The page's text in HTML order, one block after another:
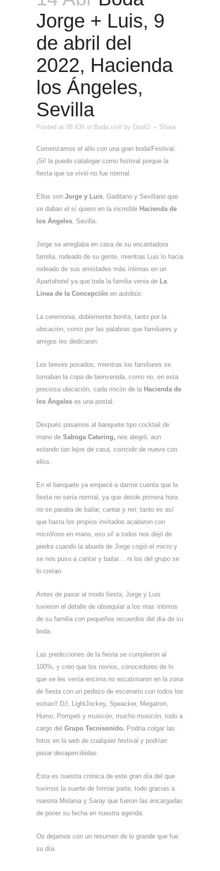
Jorge + Luis, 9
de abril del
2022, Hacienda
los Ángeles,
Sevilla
Posted at 08:43h in Boda civil by DaniG Share
Comenzamos el año con una gran boda/Festival.
¡Si! la puedo catalogar como festival porque la
fiesta que se vivió no fue normal.
Ellos son Jorge y Luis, Gaditano y Sevillano que
se daban el sí quiero en la increíble Hacienda de
los Ángeles, Sevilla.
Jorge se arreglaba en casa de su encantadora
familia, rodeado de su gente, mientras Luis lo hacia
rodeado de sus amistades más íntimas en un
Apartahotel ya que toda la familia venia de La
Linea de la Concepción en autobús.
La ceremonia, doblemente bonita, tanto por la
ubicación, como por las palabras que familiares y
amigos les dedicaron.
Los breves posados, mientras los familiares se
tomaban la copa de bienvenida, como no, en esta
preciosa ubicación, cada rincón de la Hacienda de
los Ángeles es una postal.
Después pasamos al banquete tipo cocktail de
mano de Saboga Catering, nos alegró, aun
estando tan lejos de casa, coincidir de nuevo con
ellos.
En el banquete ya empecé a darme cuenta que la
fiesta no sería normal, ya que desde primera hora
no se paraba de bailar, cantar y reir, tanto es así
que hasta los propios invitados acabaron con
micrófono en mano, eso si! a todos nos dejó de
piedra cuando la abuela de Jorge cogió el micro y
se nos puso a cantar y bailar… ni los del grupo se
lo creían.
Antes de pasar al modo fiesta, Jorge y Luis
tuvieron el detalle de obsequiar a los mas íntimos
de su familia con pequeños recuerdos del día de su
boda.
Las predicciones de la fiesta se cumplieron al
100%, y creo que los novios, conocedores de lo
que se les venía encima no escatimaron en la zona
de fiesta con un pedazo de escenario con todos los
extras!! DJ, LightJockey, Speacker, Megatron,
Humo, Pompeti y musicón, mucho musicón, todo a
cargo del Grupo Tecnisonido. Podría colgar las
fotos en la web de cualquier festival y podrían
pasar desapercibidas.
Esta es nuestra crónica de este gran día del que
tuvimos la suerte de formar parte, todo gracias a
nuestra Melania y Saray que fueron las encargadas
de poner su fecha en nuestra agenda.
Os dejamos con un resumen de lo grande que fue
su día.